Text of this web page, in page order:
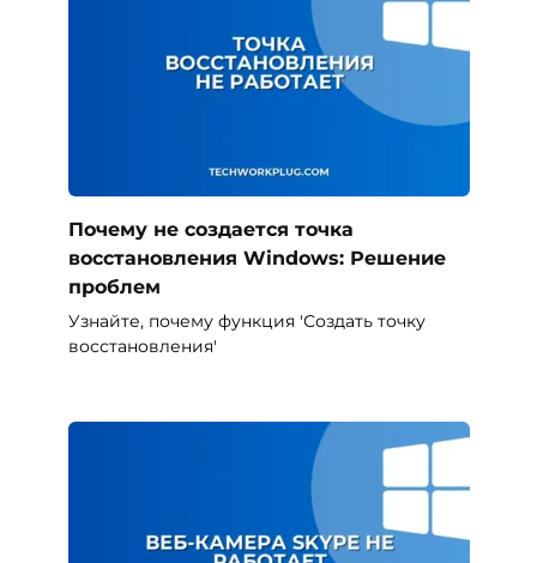
Почему не создается точка
восстановления Windows: Решение
проблем
Узнайте, почему функция 'Создать точку
восстановления'